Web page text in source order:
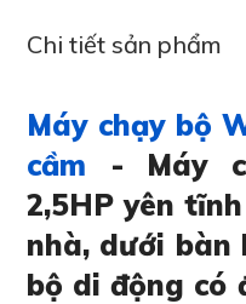
Chi tiết sản phẩm
Máy chạy bộ
cầm - Máy
2,5HP yên
nhà, dưới bàn
bộ di động có